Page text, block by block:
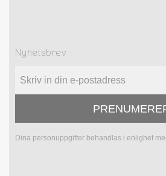
Nyhetsbrev
Dina personuppgifter behandlas i enlighet